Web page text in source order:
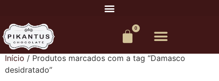
0
Início / Produtos marcados com a tag “Damasco
desidratado”